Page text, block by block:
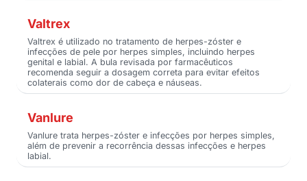
Valtrex
Valtrex é utilizado no tratamento de herpes-zóster e
infecções de pele por herpes simples, incluindo herpes
genital e labial. A bula revisada por farmacêuticos
recomenda seguir a dosagem correta para evitar efeitos
colaterais como dor de cabeça e náuseas.
Vanlure
Vanlure trata herpes-zóster e infecções por herpes simples,
além de prevenir a recorrência dessas infecções e herpes
labial.